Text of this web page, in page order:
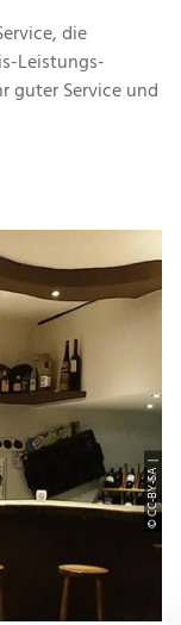
die
Leistungs-
guter Service und
© CC-BY-SA |